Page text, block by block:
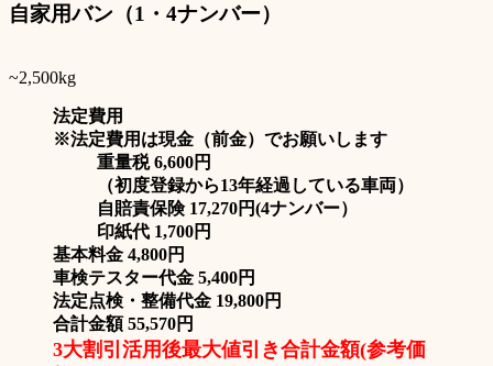
自家用バン（1・4ナンバー）
~2,500kg
法定費用
※法定費用は現金（前金）でお願いします
重量税 6,600円
（初度登録から13年経過している車両）
自賠責保険 17,270円(4ナンバー）
印紙代 1,700円
基本料金 4,800円
車検テスター代金 5,400円
法定点検・整備代金 19,800円
合計金額 55,570円
3大割引活用後最大値引き合計金額(参考価